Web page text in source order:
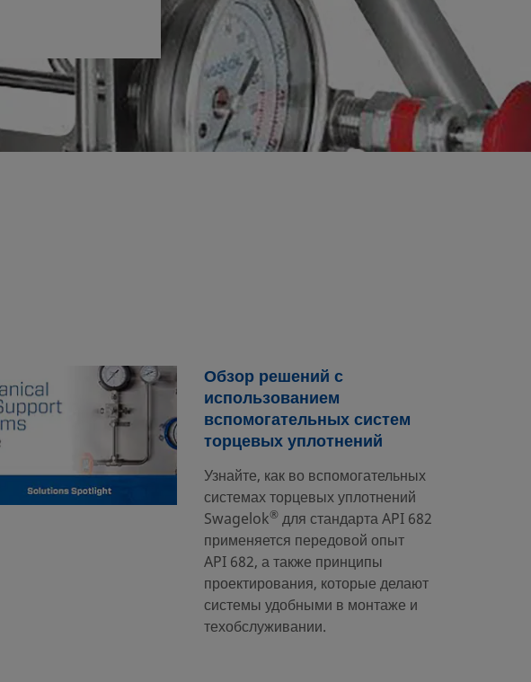
Обзор решений с
использованием
вспомогательных систем
торцевых уплотнений
Узнайте, как во вспомогательных
системах торцевых уплотнений
Swagelok®для стандарта API 682
применяется передовой опыт
API 682, а также принципы
проектирования, которые делают
системы удобными в монтаже и
техобслуживании.